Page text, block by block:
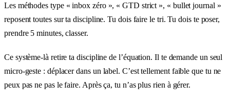
Les méthodes type « inbox zéro », « GTD strict », « bullet journal »
reposent toutes sur ta discipline. Tu dois faire le tri. Tu dois te poser,
prendre 5 minutes, classer.
Ce système-là retire ta discipline de l’équation. Il te demande un seul
micro-geste : déplacer dans un label. C’est tellement faible que tu ne
peux pas ne pas le faire. Après ça, tu n’as plus rien à gérer.